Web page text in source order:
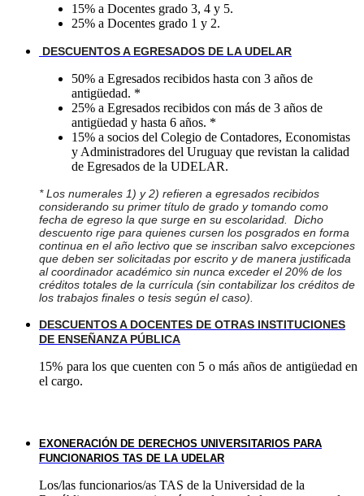
15% a Docentes grado 3, 4 y 5.
25% a Docentes grado 1 y 2.
DESCUENTOS A EGRESADOS DE LA UDELAR
50% a Egresados recibidos hasta con 3 años de
antigüedad. *
25% a Egresados recibidos con más de 3 años de
antigüedad y hasta 6 años. *
15% a socios del Colegio de Contadores, Economistas
y Administradores del Uruguay que revistan la calidad
de Egresados de la UDELAR.
* Los numerales 1) y 2) refieren a egresados recibidos
considerando su primer título de grado y tomando como
fecha de egreso la que surge en su escolaridad. Dicho
descuento rige para quienes cursen los posgrados en forma
continua en el año lectivo que se inscriban salvo excepciones
que deben ser solicitadas por escrito y de manera justificada
al coordinador académico sin nunca exceder el 20% de los
créditos totales de la currícula (sin contabilizar los créditos de
los trabajos finales o tesis según el caso).
DESCUENTOS A DOCENTES DE OTRAS INSTITUCIONES
DE ENSEÑANZA PÚBLICA
15% para los que cuenten con 5 o más años de antigüedad en
el cargo.
EXONERACIÓN DE DERECHOS UNIVERSITARIOS PARA
FUNCIONARIOS TAS DE LA UDELAR
Los/las funcionarios/as TAS de la Universidad de la